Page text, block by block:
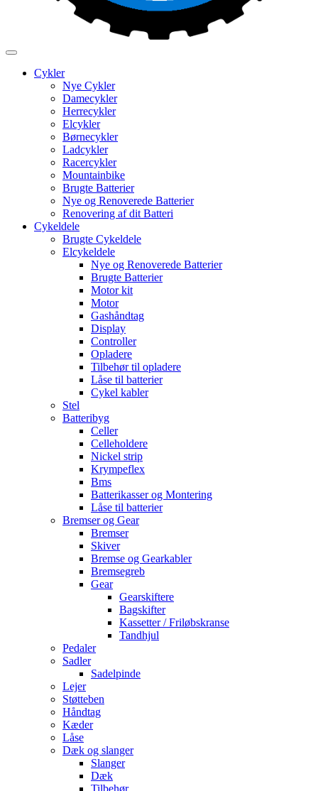
Cykler
Nye Cykler
Damecykler
Herrecykler
Elcykler
Børnecykler
Ladcykler
Racercykler
Mountainbike
Brugte Batterier
Nye og Renoverede Batterier
Renovering af dit Batteri
Cykeldele
Brugte Cykeldele
Elcykeldele
Nye og Renoverede Batterier
Brugte Batterier
Motor kit
Motor
Gashåndtag
Display
Controller
Opladere
Tilbehør til opladere
Låse til batterier
Cykel kabler
Stel
Batteribyg
Celler
Celleholdere
Nickel strip
Krympeflex
Bms
Batterikasser og Montering
Låse til batterier
Bremser og Gear
Bremser
Skiver
Bremse og Gearkabler
Bremsegreb
Gear
Gearskiftere
Bagskifter
Kassetter / Friløbskranse
Tandhjul
Pedaler
Sadler
Sadelpinde
Lejer
Støtteben
Håndtag
Kæder
Låse
Dæk og slanger
Slanger
Dæk
Tilbehør